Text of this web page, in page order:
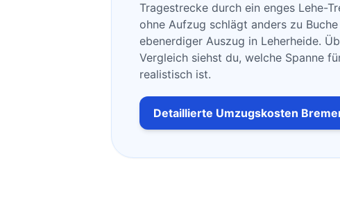
Tragestrecke durch ein enges Lehe-
ohne Aufzug schlägt anders zu Buche
ebenerdiger Auszug in Leherheide.
Vergleich siehst du, welche Spanne
realistisch ist.
Detaillierte Umzugskosten